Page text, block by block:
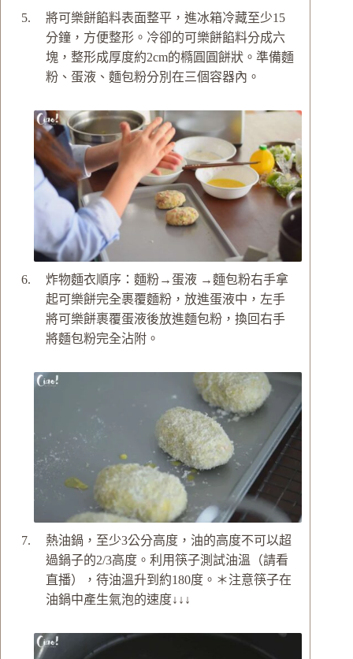
將可樂餅餡料表面整平，進冰箱冷藏至少15
分鐘，方便整形。冷卻的可樂餅餡料分成六
塊，整形成厚度約2cm的橢圓圓餅狀。準備麵
粉、蛋液、麵包粉分別在三個容器內。
炸物麵衣順序：麵粉→蛋液 →麵包粉右手拿
起可樂餅完全裹覆麵粉，放進蛋液中，左手
將可樂餅裹覆蛋液後放進麵包粉，換回右手
將麵包粉完全沾附。
熱油鍋，至少3公分高度，油的高度不可以超
過鍋子的2/3高度。利用筷子測試油溫（請看
直播），待油溫升到約180度。 ＊注意筷子在
油鍋中產生氣泡的速度↓↓↓